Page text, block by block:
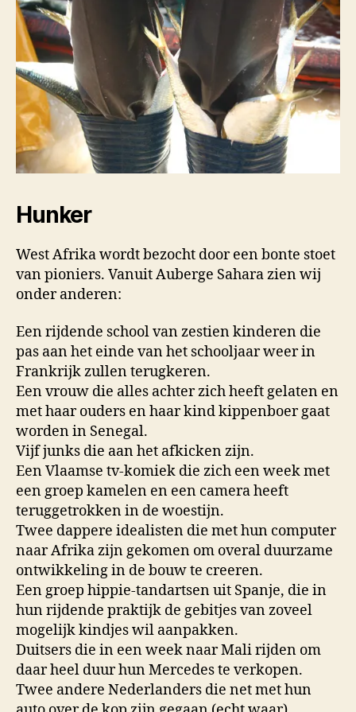
Hunker
West Afrika wordt bezocht door een bonte stoet
van pioniers. Vanuit Auberge Sahara zien wij
onder anderen:
Een rijdende school van zestien kinderen die
pas aan het einde van het schooljaar weer in
Frankrijk zullen terugkeren.
Een vrouw die alles achter zich heeft gelaten en
met haar ouders en haar kind kippenboer gaat
worden in Senegal.
Vijf junks die aan het afkicken zijn.
Een Vlaamse tv-komiek die zich een week met
een groep kamelen en een camera heeft
teruggetrokken in de woestijn.
Twee dappere idealisten die met hun computer
naar Afrika zijn gekomen om overal duurzame
ontwikkeling in de bouw te creeren.
Een groep hippie-tandartsen uit Spanje, die in
hun rijdende praktijk de gebitjes van zoveel
mogelijk kindjes wil aanpakken.
Duitsers die in een week naar Mali rijden om
daar heel duur hun Mercedes te verkopen.
Twee andere Nederlanders die net met hun